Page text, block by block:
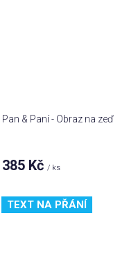
Pan & Paní - Obraz na zeď
385 Kč/ ks
TEXT NA PŘÁNÍ